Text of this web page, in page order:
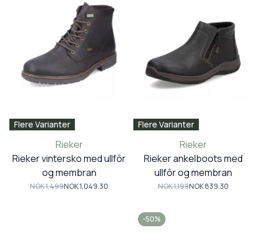
Flere Varianter
Rieker
Rieker vintersko med ullfôr
og membran
NOK 1,499NOK 1,049.30
Flere Varianter
Rieker
Rieker ankelboots med
ullfôr og membran
NOK 1,199NOK 839.30
-50%